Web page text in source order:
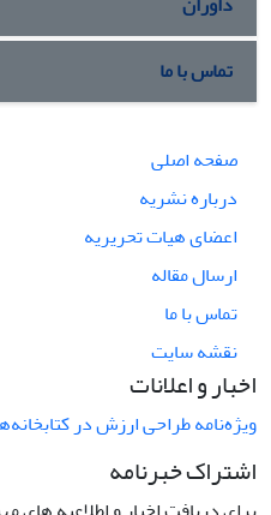
تماس با ما
صفحه اصلی
درباره نشریه
اعضای هیات تحریریه
ارسال مقاله
تماس با ما
نقشه سایت
اخبار و اعلانات
ویژه‌نامه طراحی ارزش در
اشتراک خبرنامه